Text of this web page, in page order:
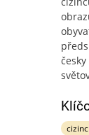
cizinci